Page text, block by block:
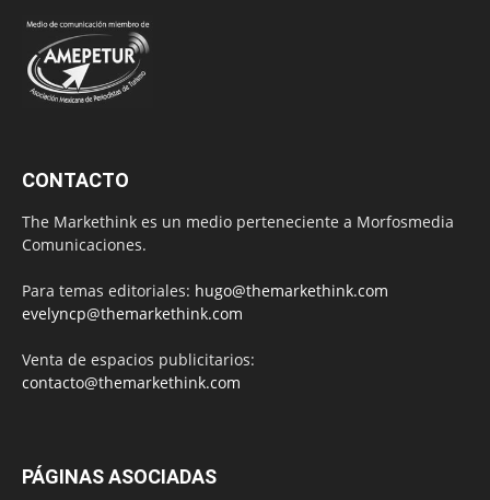
CONTACTO
The Markethink es un medio perteneciente a Morfosmedia
Comunicaciones.
Para temas editoriales: hugo@themarkethink.com
evelyncp@themarkethink.com
Venta de espacios publicitarios:
contacto@themarkethink.com
PÁGINAS ASOCIADAS